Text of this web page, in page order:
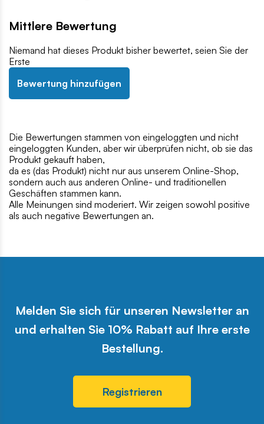
Mittlere Bewertung
Niemand hat dieses Produkt bisher bewertet, seien Sie der
Erste
Bewertung hinzufügen
Die Bewertungen stammen von eingeloggten und nicht
eingeloggten Kunden, aber wir überprüfen nicht, ob sie das
Produkt gekauft haben,
da es (das Produkt) nicht nur aus unserem Online-Shop,
sondern auch aus anderen Online- und traditionellen
Geschäften stammen kann.
Alle Meinungen sind moderiert. Wir zeigen sowohl positive
als auch negative Bewertungen an.
Melden Sie sich für unseren Newsletter an
und erhalten Sie 10% Rabatt auf Ihre erste
Bestellung.
Registrieren